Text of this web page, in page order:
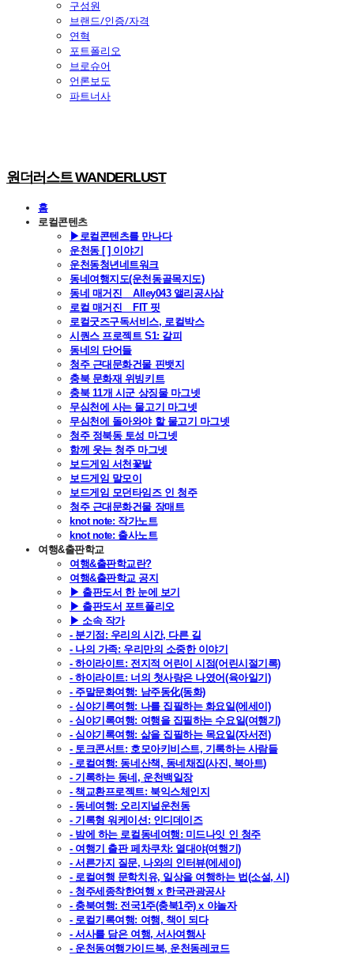
구성원
브랜드/인증/자격
연혁
포트폴리오
브로슈어
언론보도
파트너사
원더러스트 WANDERLUST
홈
로컬콘텐츠
▶로컬콘텐츠를 만나다
운천동 [ ] 이야기
운천동청년네트워크
동네여행지도(운천동골목지도)
동네 매거진 _ Alley043 앨리공사삼
로컬 매거진 _ FIT 핏
로컬굿즈구독서비스, 로컬박스
시퀀스 프로젝트 S1: 갈피
동네의 단어들
청주 근대문화건물 핀뱃지
충북 문화재 위빙키트
충북 11개 시군 상징물 마그넷
무심천에 사는 물고기 마그넷
무심천에 돌아와야 할 물고기 마그넷
청주 정북동 토성 마그넷
함께 웃는 청주 마그넷
보드게임 서천꽃밭
보드게임 말모이
보드게임 모던타임즈 인 청주
청주 근대문화건물 장매트
knot note: 작가노트
knot note: 출사노트
여행&출판학교
여행&출판학교란?
여행&출판학교 공지
▶ 출판도서 한 눈에 보기
▶ 출판도서 포트폴리오
▶ 소속 작가
- 분기점: 우리의 시간, 다른 길
- 나의 가족: 우리만의 소중한 이야기
- 하이라이트: 전지적 어린이 시점(어린시절기록)
- 하이라이트: 너의 첫사랑은 나였어(육아일기)
- 주말문화여행: 남주동化(동화)
- 심야기록여행: 나를 집필하는 화요일(에세이)
- 심야기록여행: 여행을 집필하는 수요일(여행기)
- 심야기록여행: 삶을 집필하는 목요일(자서전)
- 토크콘서트: 호모아키비스트, 기록하는 사람들
- 로컬여행: 동네산책, 동네채집(사진, 북아트)
- 기록하는 동네, 운천백일장
- 책교환프로젝트: 북익스체인지
- 동네여행: 오리지널운천동
- 기록형 워케이션: 인디데이즈
- 밤에 하는 로컬동네여행: 미드나잇 인 청주
- 여행기 출판 페차쿠차: 열대야(여행기)
- 서른가지 질문, 나와의 인터뷰(에세이)
- 로컬여행 문학치유, 일상을 여행하는 법(소설, 시)
- 청주세종착한여행 x 한국관광공사
- 충북여행: 전국1주(충북1주) x 야놀자
- 로컬기록여행: 여행, 책이 되다
- 서사를 담은 여행, 서사여행사
- 운천동여행가이드북, 운천동레코드